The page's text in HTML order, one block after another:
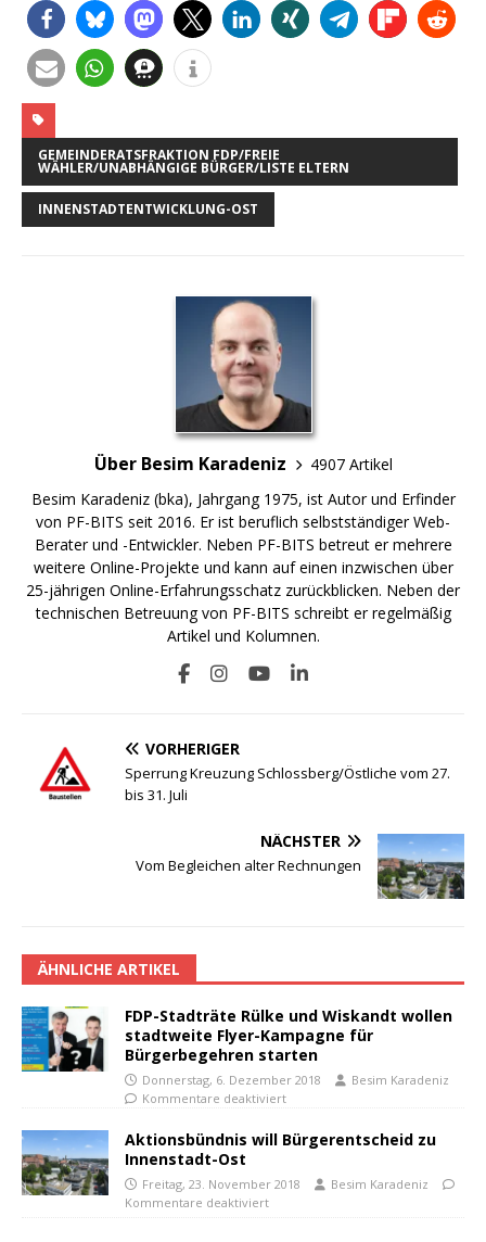
GEMEINDERATSFRAKTION FDP/FREIE
WÄHLER/UNABHÄNGIGE BÜRGER/LISTE ELTERN
INNENSTADTENTWICKLUNG-OST
Über Besim Karadeniz
4907 Artikel
Besim Karadeniz (bka), Jahrgang 1975, ist Autor und Erfinder
von PF-BITS seit 2016. Er ist beruflich selbstständiger Web-
Berater und -Entwickler. Neben PF-BITS betreut er mehrere
weitere Online-Projekte und kann auf einen inzwischen über
25-jährigen Online-Erfahrungsschatz zurückblicken. Neben der
technischen Betreuung von PF-BITS schreibt er regelmäßig
Artikel und Kolumnen.
VORHERIGER
Sperrung Kreuzung Schlossberg/Östliche vom 27.
bis 31. Juli
NÄCHSTER
Vom Begleichen alter Rechnungen
ÄHNLICHE ARTIKEL
FDP-Stadträte Rülke und Wiskandt wollen
stadtweite Flyer-Kampagne für
Bürgerbegehren starten
Donnerstag, 6. Dezember 2018
Besim Karadeniz
Kommentare deaktiviert
Aktionsbündnis will Bürgerentscheid zu
Innenstadt-Ost
Freitag, 23. November 2018
Besim Karadeniz
Kommentare deaktiviert